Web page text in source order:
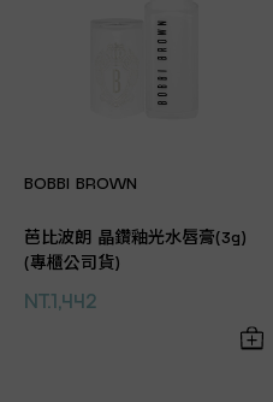
BOBBI BROWN
芭比波朗 晶鑽釉光水唇膏(3g)
(專櫃公司貨)
NT.1,442